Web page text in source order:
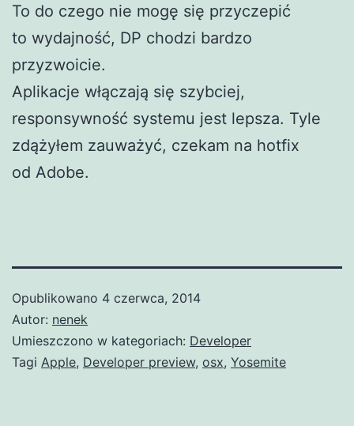
To do czego nie mogę się przyczepić
to wydajność, DP chodzi bardzo
przyzwoicie.
Aplikacje włączają się szybciej,
responsywność systemu jest lepsza. Tyle
zdążyłem zauważyć, czekam na hotfix
od Adobe.
Opublikowano 4 czerwca, 2014
Autor: nenek
Umieszczono w kategoriach: Developer
Tagi Apple, Developer preview, osx, Yosemite